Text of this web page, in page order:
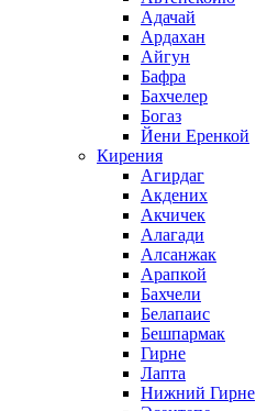
Адачай
Ардахан
Айгун
Бафра
Бахчелер
Богаз
Йени Еренкой
Кирения
Агирдаг
Акдених
Акчичек
Алагади
Алсанжак
Арапкой
Бахчели
Белапаис
Бешпармак
Гирне
Лапта
Нижний Гирне